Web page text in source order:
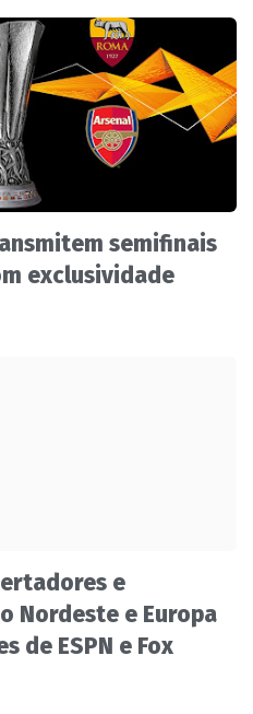
semifinais
exclusividade
e
Nordeste e Europa
de ESPN e Fox